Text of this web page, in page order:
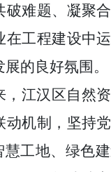
破难题、凝聚
在工程建设中
的良好氛围。
，江汉区自然
动机制，坚持
慧工地、绿色